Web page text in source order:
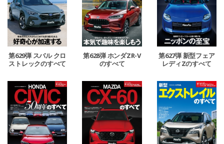
第629弾 スバル クロ
ストレックのすべて
第628弾 ホンダZR-V
のすべて
第627弾 新型フェア
レディZのすべて